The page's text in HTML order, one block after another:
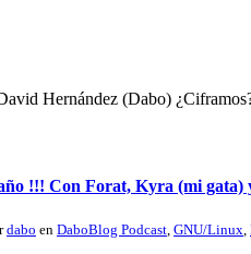
Hernández (Dabo)
!!! Con Forat, Kyra (mi gata)
dabo en DaboBlog Podcast GNU/Linux